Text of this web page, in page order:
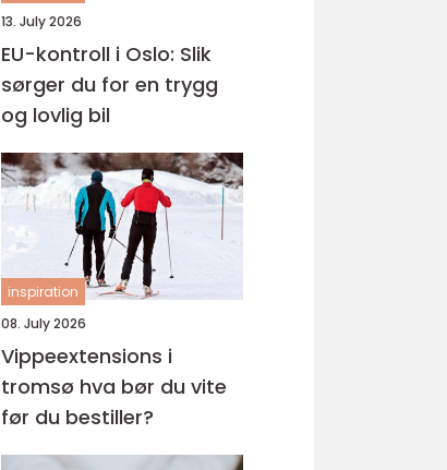
13. July 2026
EU-kontroll i Oslo: Slik
sørger du for en trygg
og lovlig bil
inspiration
08. July 2026
Vippeextensions i
tromsø hva bør du vite
før du bestiller?